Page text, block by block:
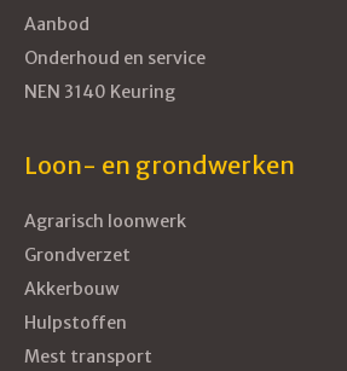
Aanbod
Onderhoud en service
NEN 3140 Keuring
Loon- en grondwerken
Agrarisch loonwerk
Grondverzet
Akkerbouw
Hulpstoffen
Mest transport